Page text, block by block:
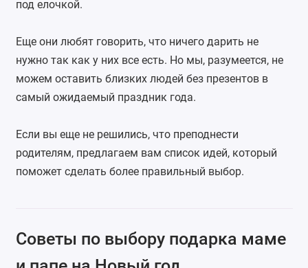
под елочкой.
Еще они любят говорить, что ничего дарить не
нужно так как у них все есть. Но мы, разумеется, не
можем оставить близких людей без презентов в
самый ожидаемый праздник года.
Если вы еще не решились, что преподнести
родителям, предлагаем вам список идей, который
поможет сделать более правильный выбор.
Советы по выбору подарка маме